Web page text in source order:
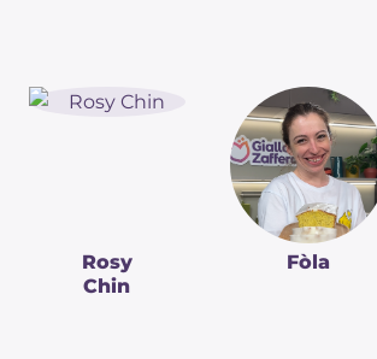
Rosy
Chin
Fòla